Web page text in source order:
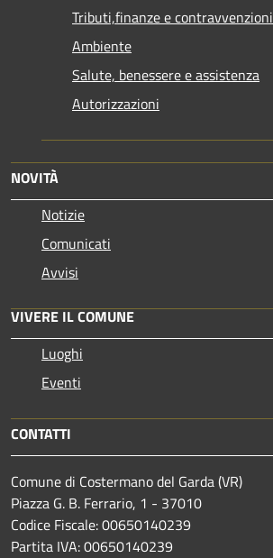
Tributi,finanze e contravvenzioni
Ambiente
Salute, benessere e assistenza
Autorizzazioni
NOVITÀ
Notizie
Comunicati
Avvisi
VIVERE IL COMUNE
Luoghi
Eventi
CONTATTI
Comune di Costermano del Garda (VR)
Piazza G. B. Ferrario, 1 - 37010
Codice Fiscale: 00650140239
Partita IVA: 00650140239